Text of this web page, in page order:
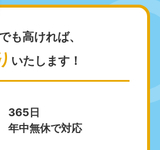
でも高ければ、
いたします！
365日
年中無休で対応
休
埼玉県
9:00〜19:00 年中無休
茨城県
休